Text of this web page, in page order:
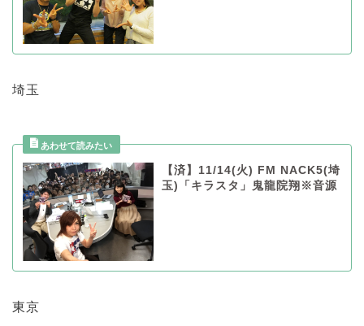
埼玉
【済】11/14(火) FM NACK5(埼
玉)「キラスタ」鬼龍院翔※音源
東京